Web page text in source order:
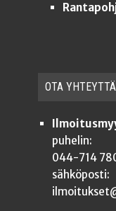
OTA YHTEYT­TÄ
puhelin:
044-714
sähköposti: